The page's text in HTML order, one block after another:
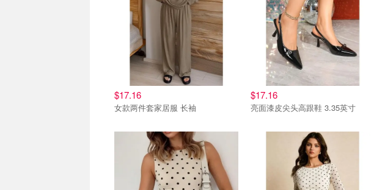
$17.16
女款两件套家居服 长袖
$17.16
亮面漆皮尖头高跟鞋 3.35英寸